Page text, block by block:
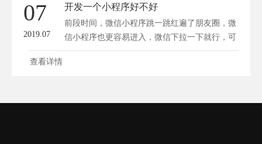
07
2019.07
开发一个小程序好不好
前段时间，微信小程序跳一跳红遍了朋友圈，微
信小程序也更容易进入，微信下拉一下就行，可
见微...
查看详情